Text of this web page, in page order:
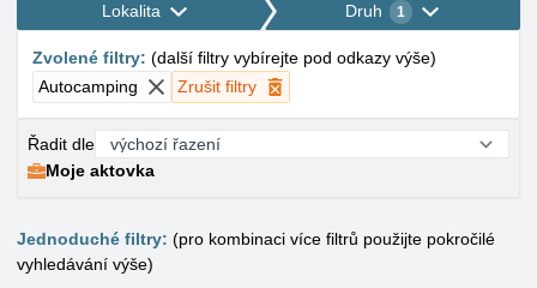
Lokalita Druh 1
Zvolené filtry: (další filtry vybírejte pod odkazy výše)
Autocamping
Zrušit filtry
Řadit dle
Moje aktovka
Jednoduché filtry: (pro kombinaci více filtrů použijte pokročilé
vyhledávání výše)